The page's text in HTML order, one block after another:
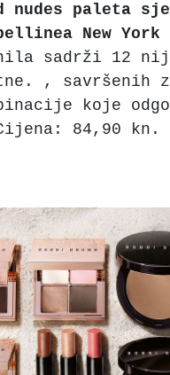
nudes paleta
New York
sadrži 12
, savršenih
koje
84,90 kn.